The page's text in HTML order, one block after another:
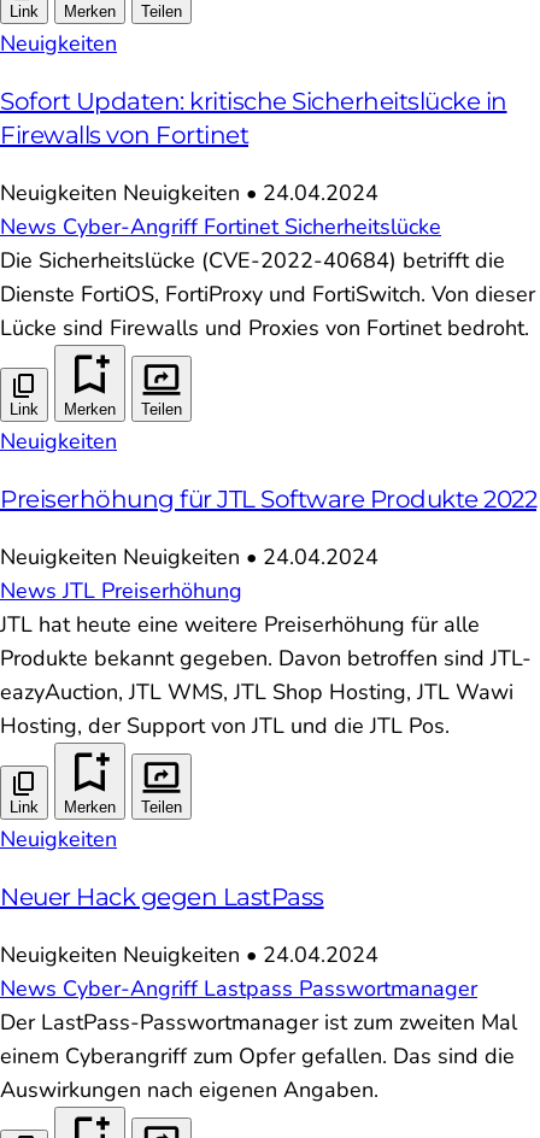
Link Merken Teilen
Neuigkeiten
Sofort Updaten: kritische Sicherheitslücke in
Firewalls von Fortinet
Neuigkeiten Neuigkeiten • 24.04.2024
News Cyber-Angriff Fortinet Sicherheitslücke
Die Sicherheitslücke (CVE-2022-40684) betrifft die
Dienste FortiOS, FortiProxy und FortiSwitch. Von dieser
Lücke sind Firewalls und Proxies von Fortinet bedroht.
Link Merken Teilen
Neuigkeiten
Preiserhöhung für JTL Software Produkte 2022
Neuigkeiten Neuigkeiten • 24.04.2024
NewsJTL Preiserhöhung
JTL hat heute eine weitere Preiserhöhung für alle
Produkte bekannt gegeben. Davon betroffen sind JTL-
eazyAuction, JTL WMS, JTL Shop Hosting, JTL Wawi
Hosting, der Support von JTL und die JTL Pos.
Link Merken Teilen
Neuigkeiten
Neuer Hack gegen LastPass
Neuigkeiten Neuigkeiten • 24.04.2024
News Cyber-Angriff Lastpass Passwortmanager
Der LastPass-Passwortmanager ist zum zweiten Mal
einem Cyberangriff zum Opfer gefallen. Das sind die
Auswirkungen nach eigenen Angaben.